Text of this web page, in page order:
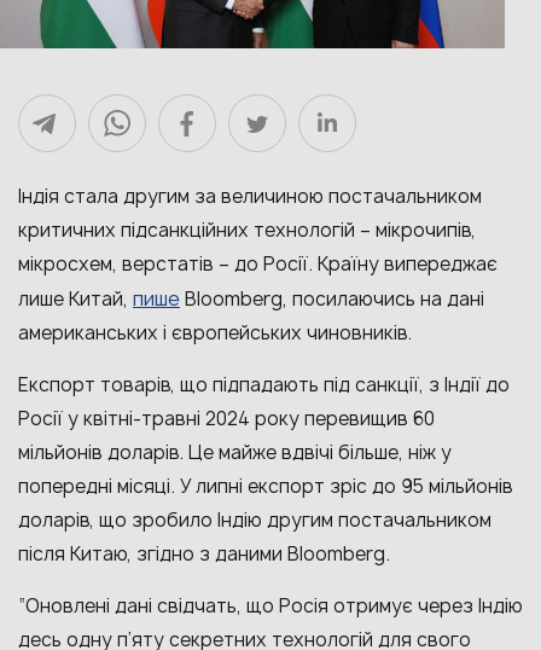
Індія стала другим за величиною постачальником
критичних підсанкційних технологій – мікрочипів,
мікросхем, верстатів – до Росії. Країну випереджає
лише Китай, пишеBloomberg, посилаючись на дані
американських і європейських чиновників.
Експорт товарів, що підпадають під санкції, з Індії до
Росії у квітні-травні 2024 року перевищив 60
мільйонів доларів. Це майже вдвічі більше, ніж у
попередні місяці. У липні експорт зріс до 95 мільйонів
доларів, що зробило Індію другим постачальником
після Китаю, згідно з даними Bloomberg.
“Оновлені дані свідчать, що Росія отримує через Індію
десь одну п’яту секретних технологій для свого